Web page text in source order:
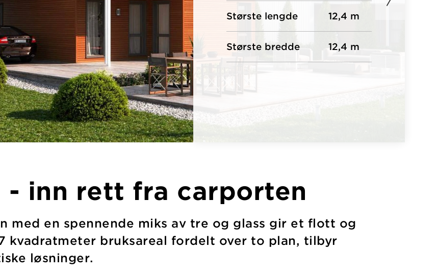
Største lengde 12,4 m
Største bredde 12,4 m
- inn rett fra carporten
med en spennende miks av tre og glass gir et flott og
kvadratmeter bruksareal fordelt over to plan, tilbyr
løsninger.